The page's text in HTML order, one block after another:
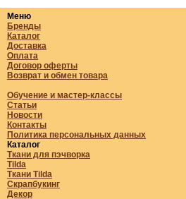
Меню
Бренды
Каталог
Доставка
Оплата
Договор оферты
Возврат и обмен товара
Обучение и мастер-классы
Статьи
Новости
Контакты
Политика персональных данных
Каталог
Ткани для пэчворка
Tilda
Ткани Tilda
Скрапбукинг
Декор